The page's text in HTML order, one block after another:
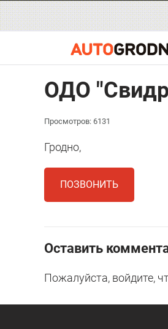
ОДО
Просмотров: 6131
Гродно,
ПОЗВОНИТЬ
Оставить
Пожалуйста, войдите,